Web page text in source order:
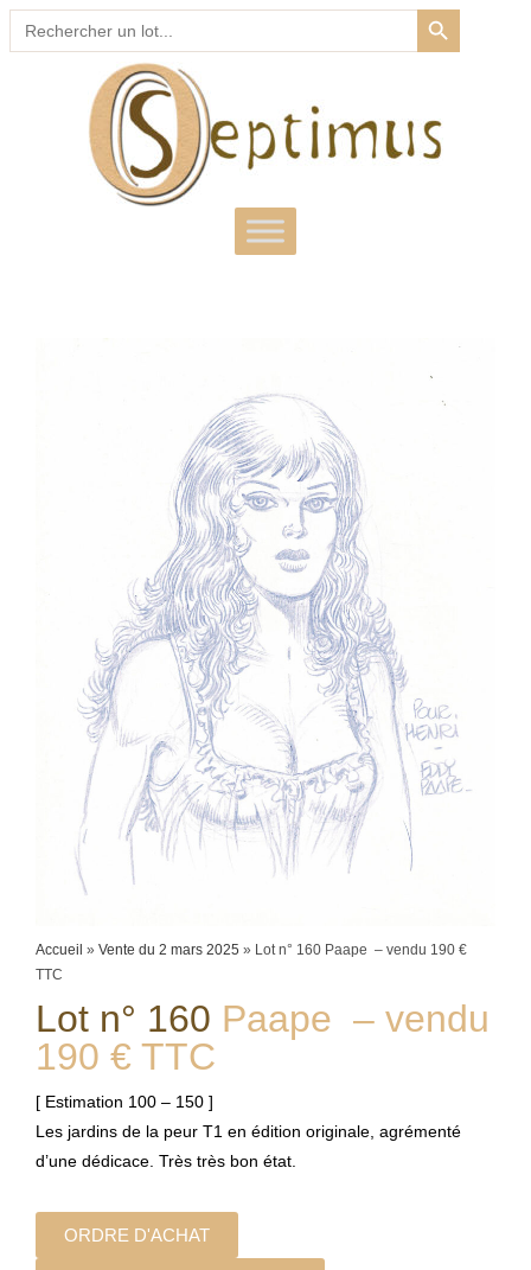
Search
for:
SEARCH BUTTON
Accueil » Vente du 2 mars 2025 » Lot n° 160 Paape – vendu 190 €
TTC
Lot n° 160 Paape – vendu
190 € TTC
[ Estimation 100 – 150 ]
Les jardins de la peur T1 en édition originale, agrémenté
d’une dédicace. Très très bon état.
ORDRE D'ACHAT